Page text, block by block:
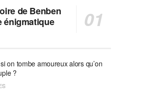
de Benben
énigmatique
on tombe amoureux alors qu’on
?